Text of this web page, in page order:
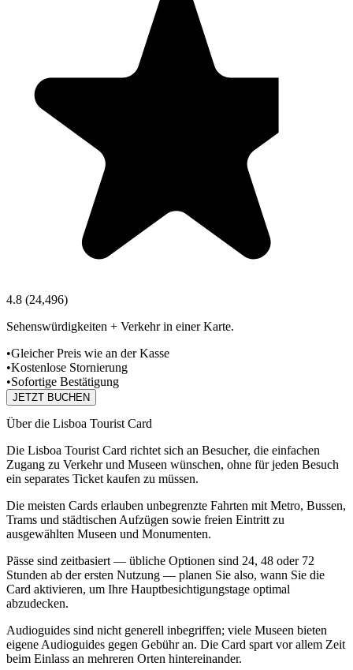
4.8 (24,496)
Sehenswürdigkeiten + Verkehr in einer Karte.
•Gleicher Preis wie an der Kasse
•Kostenlose Stornierung
•Sofortige Bestätigung
JETZT BUCHEN
Über die Lisboa Tourist Card
Die Lisboa Tourist Card richtet sich an Besucher, die einfachen
Zugang zu Verkehr und Museen wünschen, ohne für jeden Besuch
ein separates Ticket kaufen zu müssen.
Die meisten Cards erlauben unbegrenzte Fahrten mit Metro, Bussen,
Trams und städtischen Aufzügen sowie freien Eintritt zu
ausgewählten Museen und Monumenten.
Pässe sind zeitbasiert — übliche Optionen sind 24, 48 oder 72
Stunden ab der ersten Nutzung — planen Sie also, wann Sie die
Card aktivieren, um Ihre Hauptbesichtigungstage optimal
abzudecken.
Audioguides sind nicht generell inbegriffen; viele Museen bieten
eigene Audioguides gegen Gebühr an. Die Card spart vor allem Zeit
beim Einlass an mehreren Orten hintereinander.